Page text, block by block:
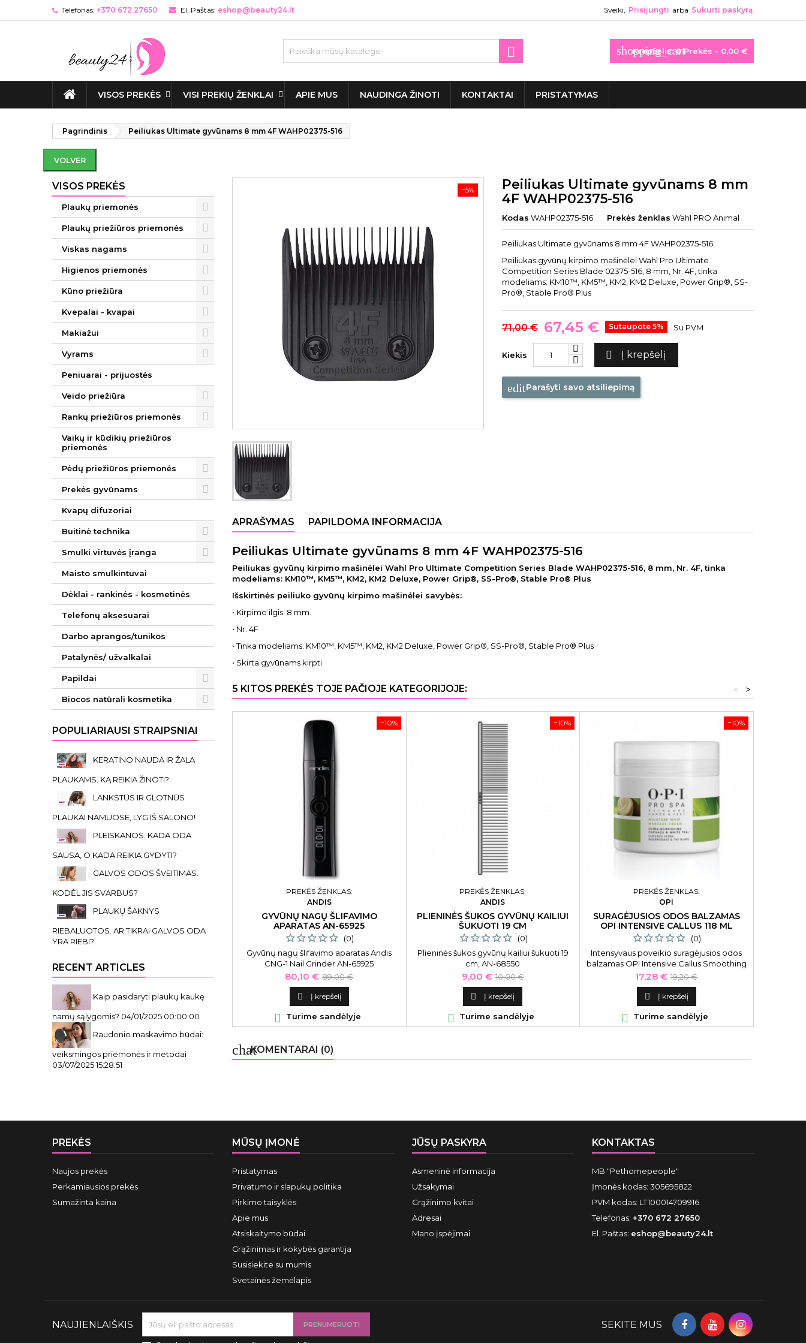
Telefonas: +370 672 27650 El. Paštas: eshop@beauty24.lt Sveiki, Prisijungti arba Sukurti paskyrą
shopping_cart
Krepšelis: 0Prekės - 0,00 €

VISOS PREKĖS VISI PREKIŲ ŽENKLAI APIE MUS NAUDINGA ŽINOTI KONTAKTAI PRISTATYMAS
Pagrindinis Peiliukas Ultimate gyvūnams 8 mm 4F WAHP02375-516
VOLVER
VISOS PREKĖS
Plaukų priemonės
Plaukų priežiūros priemonės
Viskas nagams
Higienos priemonės
Kūno priežiūra
Kvepalai - kvapai
Makiažui
Vyrams
Peniuarai - prijuostės
Veido priežiūra
Rankų priežiūros priemonės
Vaikų ir kūdikių priežiūros
priemonės
Pėdų priežiūros priemonės
Prekės gyvūnams
Kvapų difuzoriai
Buitinė technika
Smulki virtuvės įranga
Maisto smulkintuvai
Dėklai - rankinės - kosmetinės
Telefonų aksesuarai
Darbo aprangos/tunikos
Patalynės/ užvalkalai
Papildai
Biocos natūrali kosmetika
POPULIARIAUSI STRAIPSNIAI
KERATINO NAUDA IR ŽALA
PLAUKAMS. KĄ REIKIA ŽINOTI?
LANKSTŪS IR GLOTNŪS
PLAUKAI NAMUOSE, LYG IŠ SALONO!
PLEISKANOS. KADA ODA
SAUSA, O KADA REIKIA GYDYTI?
GALVOS ODOS ŠVEITIMAS.
KODĖL JIS SVARBUS?
PLAUKŲ ŠAKNYS
RIEBALUOTOS. AR TIKRAI GALVOS ODA
YRA RIEBI?
RECENT ARTICLES
Kaip pasidaryti plaukų kaukę
namų sąlygomis? 04/01/2025 00:00:00
Raudonio maskavimo būdai:
veiksmingos priemonės ir metodai
03/07/2025 15:28:51
−5%
Peiliukas Ultimate gyvūnams 8 mm
4F WAHP02375-516
Kodas WAHP02375-516 Prekės ženklas Wahl PRO Animal
Peiliukas Ultimate gyvūnams 8 mm 4F WAHP02375-516
Peiliukas gyvūnų kirpimo mašinėlei Wahl Pro Ultimate
Competition Series Blade 02375-516, 8 mm, Nr. 4F, tinka
modeliams: KM10™, KM5™, KM2, KM2 Deluxe, Power Grip®, SS-
Pro®, Stable Pro® Plus
71,00 € 67,45 € Sutaupote 5% Su PVM
Kiekis  Į krepšelį
editParašyti savo atsiliepimą
APRAŠYMAS PAPILDOMA INFORMACIJA
Peiliukas Ultimate gyvūnams 8 mm 4F WAHP02375-516
Peiliukas gyvūnų kirpimo mašinėlei Wahl Pro Ultimate Competition Series Blade WAHP02375-516, 8 mm, Nr. 4F, tinka
modeliams: KM10™, KM5™, KM2, KM2 Deluxe, Power Grip®, SS-Pro®, Stable Pro® Plus
Išskirtinės peiliuko gyvūnų kirpimo mašinėlei savybės:
• Kirpimo ilgis: 8 mm.
• Nr. 4F
• Tinka modeliams: KM10™, KM5™, KM2, KM2 Deluxe, Power Grip®, SS-Pro®, Stable Pro® Plus
• Skirta gyvūnams kirpti.
5 KITOS PREKĖS TOJE PAČIOJE KATEGORIJOJE: >
<
−10%
PREKĖS ŽENKLAS:
ANDIS
GYVŪNŲ NAGŲ ŠLIFAVIMO
APARATAS AN-65925
(0)
Gyvūnų nagų šlifavimo aparatas Andis
CNG-1 Nail Grinder AN-65925
Kaina
80,10 € Bazinė
kaina
89,00 €
 Į krepšelį
 Turime sandėlyje
−10%
PREKĖS ŽENKLAS:
ANDIS
PLIENINĖS ŠUKOS GYVŪNŲ KAILIUI
ŠUKUOTI 19 CM
(0)
Plieninės šukos gyvūnų kailiui šukuoti 19
cm, AN-68550
Kaina
9,00 € Bazinė
kaina
10,00 €
 Į krepšelį
 Turime sandėlyje
−10%
PREKĖS ŽENKLAS:
OPI
SURAGĖJUSIOS ODOS BALZAMAS
OPI INTENSIVE CALLUS 118 ML
(0)
Intensyvaus poveikio suragėjusios odos
balzamas OPI Intensive Callus Smoothing
Balm, OPIASC50 118 ml.
Kaina
17,28 € Bazinė
kaina
19,20 €
 Į krepšelį
 Turime sandėlyje
chatKOMENTARAI (0)
PREKĖS
Naujos prekės
Perkamiausios prekės
Sumažinta kaina
MŪSŲ ĮMONĖ
Pristatymas
Privatumo ir slapukų politika
Pirkimo taisyklės
Apie mus
Atsiskaitymo būdai
Grąžinimas ir kokybės garantija
Susisiekite su mumis
Svetainės žemėlapis
JŪSŲ PASKYRA
Asmeninė informacija
Užsakymai
Grąžinimo kvitai
Adresai
Mano įspėjimai
KONTAKTAS
MB "Pethomepeople"
Įmonės kodas: 305695822
PVM kodas: LT100014709916
Telefonas: +370 672 27650
El. Paštas: eshop@beauty24.lt
NAUJIENLAIŠKIS SEKITE MUS